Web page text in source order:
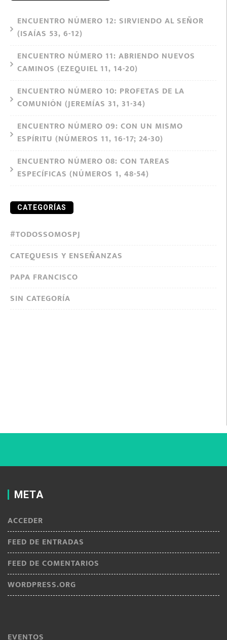
ENCUENTRO NÚMERO 12: SIRVIENDO AL SEÑOR
(ISAÍAS 53, 6-12)
ENCUENTRO NÚMERO 11: ABRIENDO NUEVOS
CAMINOS (EZEQUIEL 11, 14-20)
ENCUENTRO NÚMERO 10: PROFETAS DE LA
COMUNIÓN (JEREMÍAS 31, 31-34)
ENCUENTRO NÚMERO 09: CON UN MISMO
ESPÍRITU (NÚMEROS 11, 16-17; 24-30)
ENCUENTRO NÚMERO 08: CON TAREAS
ESPECÍFICAS (NÚMEROS 1, 48-54)
CATEGORÍAS
#TODOSSOMOSPJ
CATEQUESIS Y ENSEÑANZAS
PAPA FRANCISCO
SIN CATEGORÍA
META
ACCEDER
FEED DE ENTRADAS
FEED DE COMENTARIOS
WORDPRESS.ORG
EVENTOS